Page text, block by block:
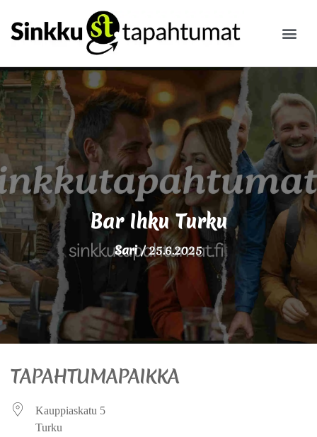
Bar Ihku Turku
Sari/25.6.2025
TAPAHTUMAPAIKKA
Kauppiaskatu 5
Turku